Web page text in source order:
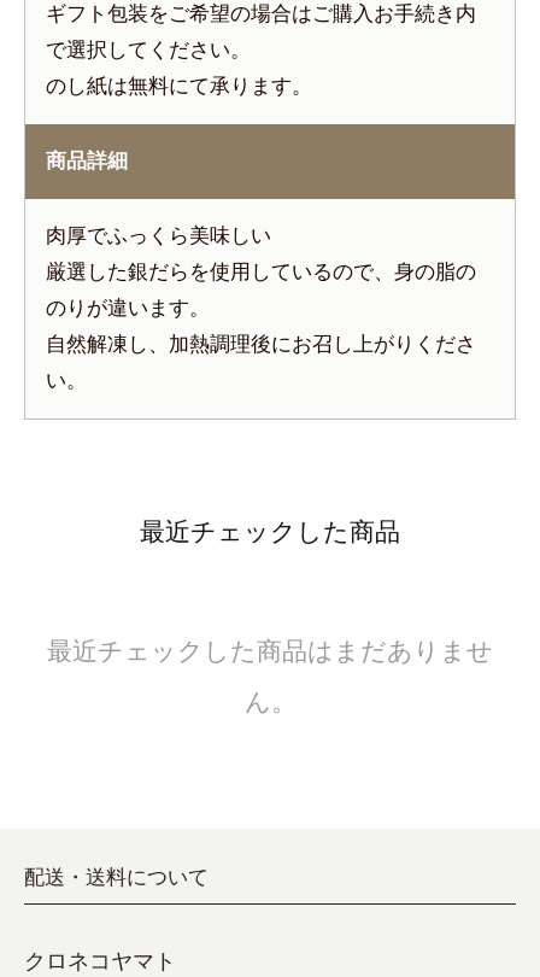
ギフト包装をご希望の場合はご購入お手続き内
で選択してください。
のし紙は無料にて承ります。
商品詳細
肉厚でふっくら美味しい
厳選した銀だらを使用しているので、身の脂の
のりが違います。
自然解凍し、加熱調理後にお召し上がりくださ
い。
最近チェックした商品
最近チェックした商品はまだありませ
ん。
配送・送料について
クロネコヤマト